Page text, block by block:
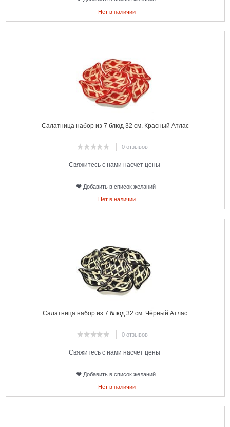
Нет в наличии
Салатница набор из 7 блюд 32 см. Красный Атлас
0 отзывов
Свяжитесь с нами насчет цены
Добавить в список желаний
Нет в наличии
Салатница набор из 7 блюд 32 см. Чёрный Атлас
0 отзывов
Свяжитесь с нами насчет цены
Добавить в список желаний
Нет в наличии